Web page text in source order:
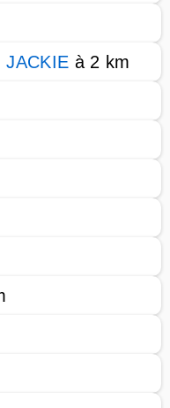
JACKIE à 2 km